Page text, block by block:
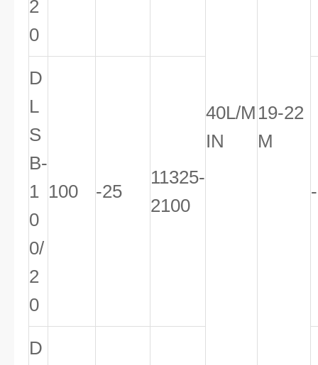
40L/M
IN
19-22
M
2
0
D
L
S
B-
1
0
0/
2
0
100 -25
11325-
2100
D